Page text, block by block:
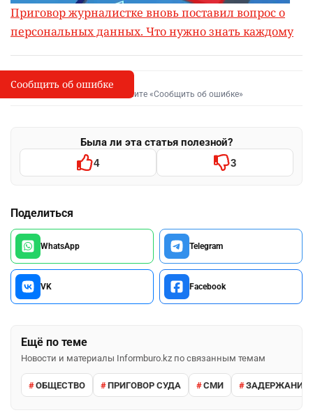
Приговор журналистке вновь поставил вопрос о
персональных данных. Что нужно знать каждому
I
Сообщить об опечатке
Выделите фрагмент и нажмите «Сообщить об ошибке»
Была ли эта статья полезной?
4 3
Поделиться
WhatsApp Telegram
VK Facebook
Ещё по теме
Новости и материалы Informburo.kz по связанным темам
ОБЩЕСТВО ПРИГОВОР СУДА СМИ ЗАДЕРЖАНИЕ
Сообщить об ошибке